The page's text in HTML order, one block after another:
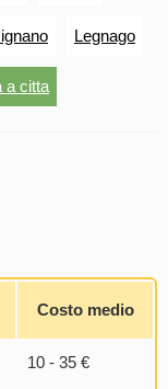
Legnago
a citta
Costo medio
10 - 35 €